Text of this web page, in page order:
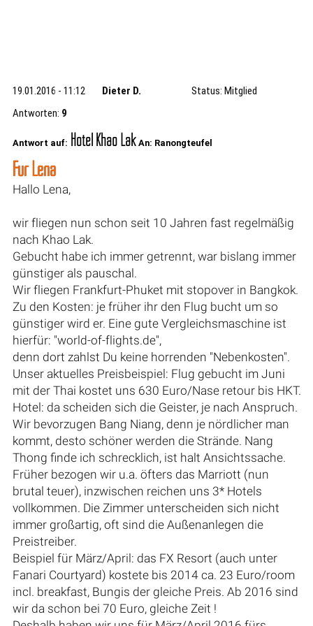
19.01.2016 - 11:12 Dieter D.
Status: Mitglied
Antworten: 9
Antwort auf: Hotel Khao Lak An: Ranongteufel
Für Lena
Hallo Lena,
wir fliegen nun schon seit 10 Jahren fast regelmäßig
nach Khao Lak.
Gebucht habe ich immer getrennt, war bislang immer
günstiger als pauschal.
Wir fliegen Frankfurt-Phuket mit stopover in Bangkok.
Zu den Kosten: je früher ihr den Flug bucht um so
günstiger wird er. Eine gute Vergleichsmaschine ist
hierfür: "world-of-flights.de",
denn dort zahlst Du keine horrenden "Nebenkosten".
Unser aktuelles Preisbeispiel: Flug gebucht im Juni
mit der Thai kostet uns 630 Euro/Nase retour bis HKT.
Hotel: da scheiden sich die Geister, je nach Anspruch.
Wir bevorzugen Bang Niang, denn je nördlicher man
kommt, desto schöner werden die Strände. Nang
Thong finde ich schrecklich, ist halt Ansichtssache.
Früher bezogen wir u.a. öfters das Marriott (nun
brutal teuer), inzwischen reichen uns 3* Hotels
vollkommen. Die Zimmer unterscheiden sich nicht
immer großartig, oft sind die Außenanlegen die
Preistreiber.
Beispiel für März/April: das FX Resort (auch unter
Fanari Courtyard) kostete bis 2014 ca. 23 Euro/room
incl. breakfast, Bungis der gleiche Preis. Ab 2016 sind
wir da schon bei 70 Euro, gleiche Zeit !